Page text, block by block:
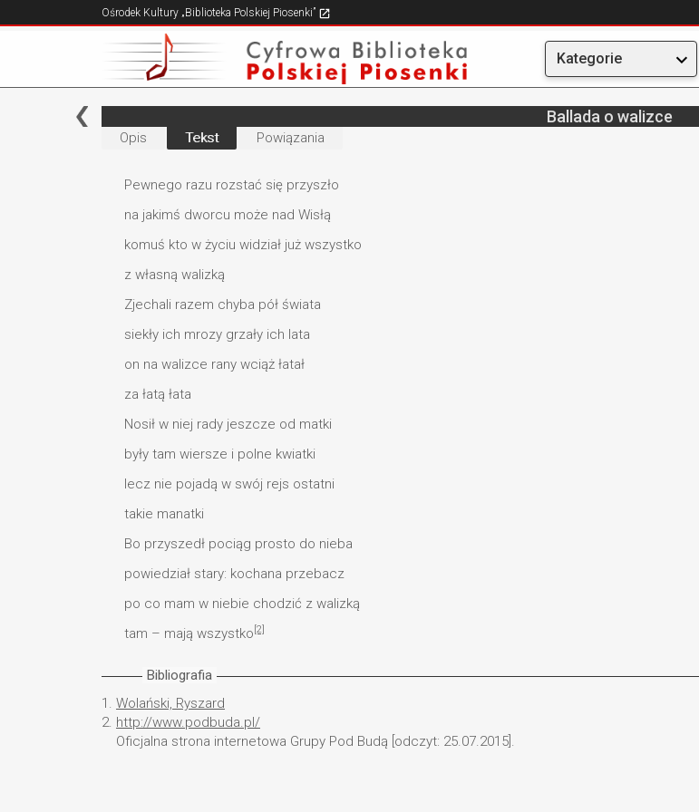
Ośrodek Kultury „Biblioteka Polskiej Piosenki”
Kategorie
Ballada o walizce
Opis Tekst Powiązania
Pewnego razu rozstać się przyszło
na jakimś dworcu może nad Wisłą
komuś kto w życiu widział już wszystko
z własną walizką
Zjechali razem chyba pół świata
siekły ich mrozy grzały ich lata
on na walizce rany wciąż łatał
za łatą łata
Nosił w niej rady jeszcze od matki
były tam wiersze i polne kwiatki
lecz nie pojadą w swój rejs ostatni
takie manatki
Bo przyszedł pociąg prosto do nieba
powiedział stary: kochana przebacz
po co mam w niebie chodzić z walizką
tam – mają wszystko [2]
Bibliografia
1. Wolański, Ryszard
2. http://www.podbuda.pl/
Oficjalna strona internetowa Grupy Pod Budą [odczyt: 25.07.2015].